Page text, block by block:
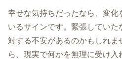
幸せな気持ちだったなら、変化
いるサインです。緊張していた
対する不安があるのかもしれ
ら、現実で何かを無理に受け